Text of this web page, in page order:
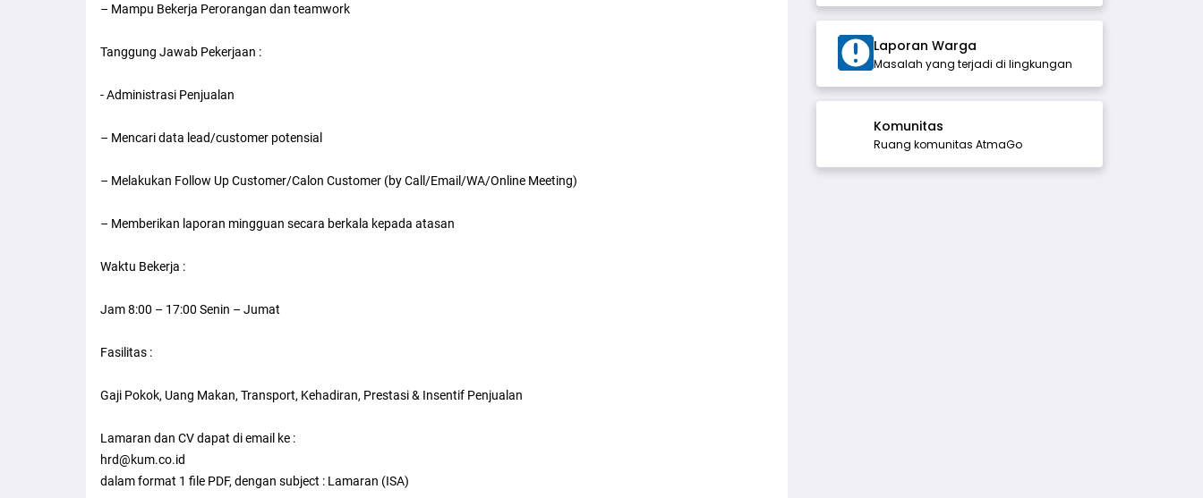
– Mampu Bekerja Perorangan dan teamwork
Tanggung Jawab Pekerjaan :
- Administrasi Penjualan
– Mencari data lead/customer potensial
– Melakukan Follow Up Customer/Calon Customer (by Call/Email/WA/Online Meeting)
– Memberikan laporan mingguan secara berkala kepada atasan
Waktu Bekerja :
Jam 8:00 – 17:00 Senin – Jumat
Fasilitas :
Gaji Pokok, Uang Makan, Transport, Kehadiran, Prestasi & Insentif Penjualan
Lamaran dan CV dapat di email ke :
hrd@kum.co.id
dalam format 1 file PDF, dengan subject : Lamaran (ISA)
Laporan Warga
Masalah yang terjadi di lingkungan
Komunitas
Ruang komunitas AtmaGo